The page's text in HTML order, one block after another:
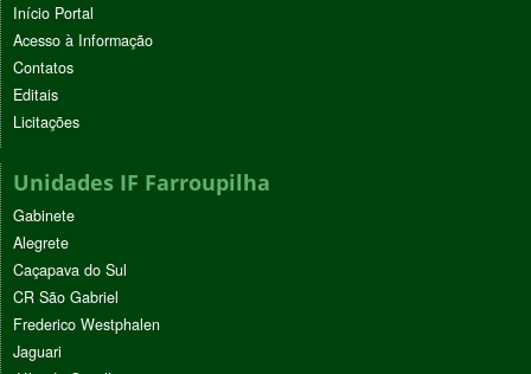
Início Portal
Acesso à Informação
Contatos
Editais
Licitações
Unidades IF Farroupilha
Gabinete
Alegrete
Caçapava do Sul
CR São Gabriel
Frederico Westphalen
Jaguari